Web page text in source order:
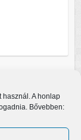
A honlap
Bővebben: